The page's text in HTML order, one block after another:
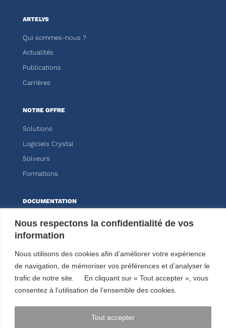
Nous respectons la confidentialité de vos
information
Nous utilisons des cookies afin d’améliorer votre expérience
de navigation, de mémoriser vos préférences et d’analyser le
trafic de notre site. En cliquant sur « Tout accepter », vous
consentez à l’utilisation de l’ensemble des cookies.
Tout accepter
ARTELYS
Qui sommes-nous ?
Actualités
Publications
Carrières
NOTRE OFFRE
Solutions
Logiciels Crystal
Solveurs
Formations
DOCUMENTATION
Kalis
ESPACE CLIENT
NOUS SUIVRE